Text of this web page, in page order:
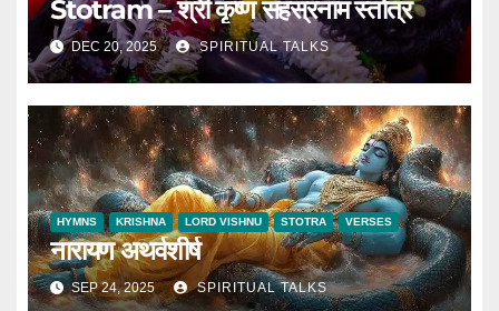
Stotram – श्री कृष्ण सहस्रनाम स्तोत्र
DEC 20, 2025 SPIRITUAL TALKS
HYMNS KRISHNA LORD VISHNU STOTRA VERSES
नारायण अथर्वशीर्ष
SEP 24, 2025 SPIRITUAL TALKS